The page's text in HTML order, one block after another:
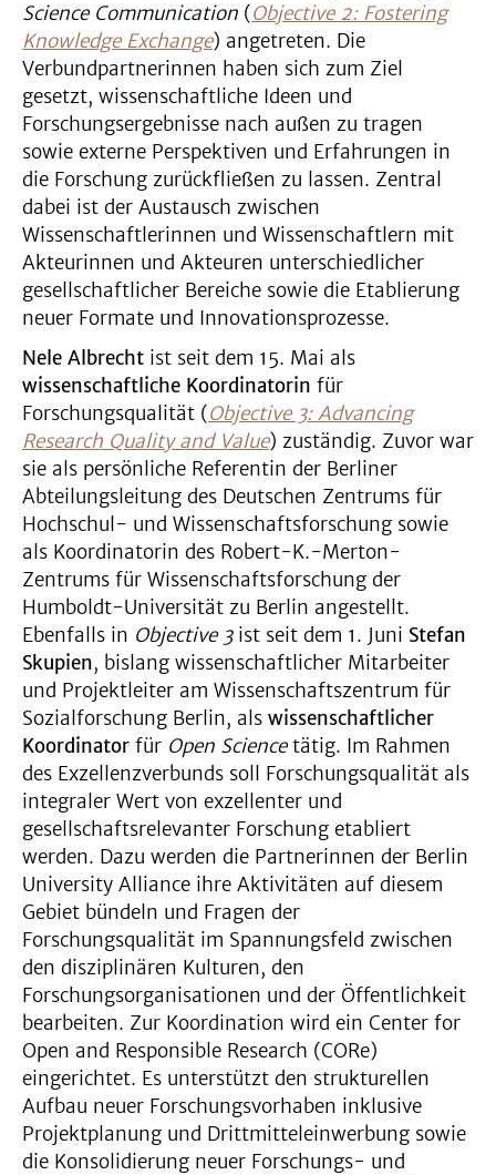
Science Communication (Objective 2: Fostering
Knowledge Exchange) angetreten. Die
Verbundpartnerinnen haben sich zum Ziel
gesetzt, wissenschaftliche Ideen und
Forschungsergebnisse nach außen zu tragen
sowie externe Perspektiven und Erfahrungen in
die Forschung zurückfließen zu lassen. Zentral
dabei ist der Austausch zwischen
Wissenschaftlerinnen und Wissenschaftlern mit
Akteurinnen und Akteuren unterschiedlicher
gesellschaftlicher Bereiche sowie die Etablierung
neuer Formate und Innovationsprozesse.
Nele Albrecht ist seit dem 15. Mai als
wissenschaftliche Koordinatorin für
Forschungsqualität (Objective 3: Advancing
Research Quality and Value) zuständig. Zuvor war
sie als persönliche Referentin der Berliner
Abteilungsleitung des Deutschen Zentrums für
Hochschul- und Wissenschaftsforschung sowie
als Koordinatorin des Robert-K.-Merton-
Zentrums für Wissenschaftsforschung der
Humboldt-Universität zu Berlin angestellt.
Ebenfalls in Objective 3ist seit dem 1. Juni Stefan
Skupien, bislang wissenschaftlicher Mitarbeiter
und Projektleiter am Wissenschaftszentrum für
Sozialforschung Berlin, als wissenschaftlicher
Koordinator für Open Sciencetätig. Im Rahmen
des Exzellenzverbunds soll Forschungsqualität als
integraler Wert von exzellenter und
gesellschaftsrelevanter Forschung etabliert
werden. Dazu werden die Partnerinnen der Berlin
University Alliance ihre Aktivitäten auf diesem
Gebiet bündeln und Fragen der
Forschungsqualität im Spannungsfeld zwischen
den disziplinären Kulturen, den
Forschungsorganisationen und der Öffentlichkeit
bearbeiten. Zur Koordination wird ein Center for
Open and Responsible Research (CORe)
eingerichtet. Es unterstützt den strukturellen
Aufbau neuer Forschungsvorhaben inklusive
Projektplanung und Drittmitteleinwerbung sowie
die Konsolidierung neuer Forschungs- und